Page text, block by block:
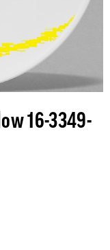
16-3349-